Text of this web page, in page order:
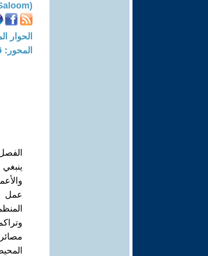
(Nayf Saloom)
الحوار المتمدن-
عمل